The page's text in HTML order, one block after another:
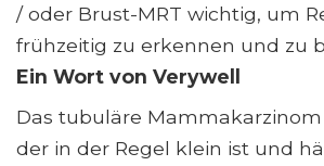
/ oder Brust-MRT wichtig, um
frühzeitig zu erkennen und zu
Ein Wort von Verywell
Das tubuläre Mammakarzinom
der in der Regel klein ist und